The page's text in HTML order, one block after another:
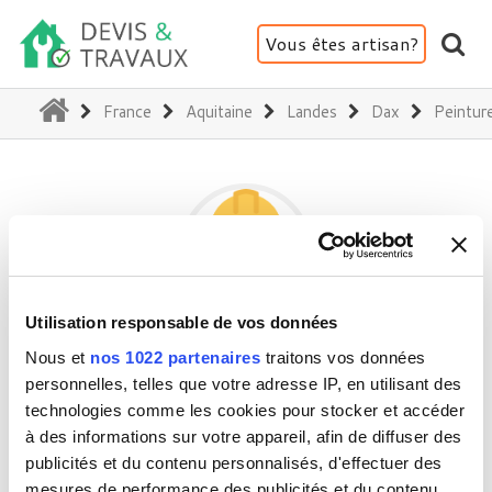
Utilisation responsable de vos données
Nous et nos 1022 partenaires traitons vos données
personnelles, telles que votre adresse IP, en utilisant des
technologies comme les cookies pour stocker et accéder
à des informations sur votre appareil, afin de diffuser des
publicités et du contenu personnalisés, d'effectuer des
Vous êtes artisan?
(current)
France Aquitaine Landes Dax
TDK PEINTURE
40100 Dax
Activité(s) : Peinture - Tapisserie